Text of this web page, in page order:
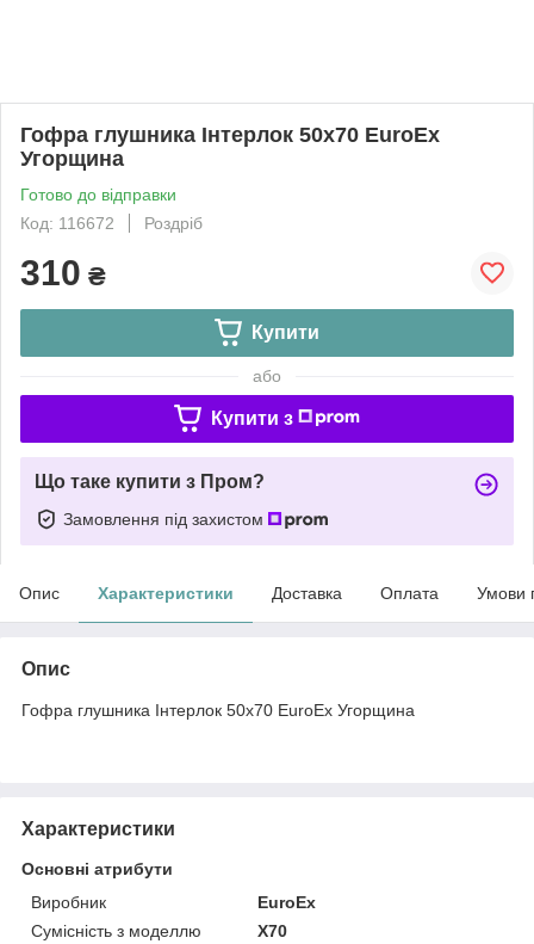
Гофра глушника Інтерлок 50x70 EuroEx
Угорщина
Готово до відправки
Код: 116672
Роздріб
310 ₴
Купити
або
Купити з
Що таке купити з Пром?
Замовлення під захистом
Опис Характеристики Доставка Оплата Умови
Опис
Гофра глушника Інтерлок 50x70 EuroEx Угорщина
Характеристики
Основні атрибути
Виробник
EuroEx
Сумісність з моделлю
X70